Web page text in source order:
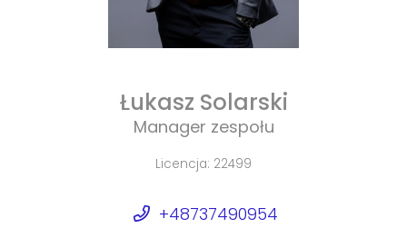
Łukasz Solarski
Manager zespołu
Licencja: 22499
+48737490954